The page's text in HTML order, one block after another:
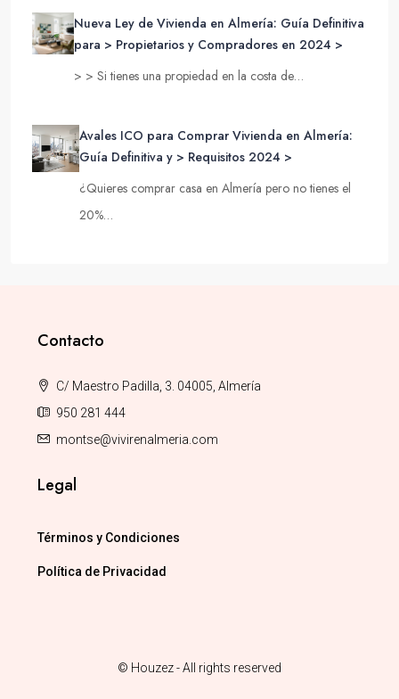
Nueva Ley de Vivienda en Almería: Guía Definitiva
para > Propietarios y Compradores en 2024 >
> > Si tienes una propiedad en la costa de…
Avales ICO para Comprar Vivienda en Almería:
Guía Definitiva y > Requisitos 2024 >
¿Quieres comprar casa en Almería pero no tienes el
20%…
Contacto
C/ Maestro Padilla, 3. 04005, Almería
950 281 444
montse@vivirenalmeria.com
Legal
Términos y Condiciones
Política de Privacidad
© Houzez - All rights reserved